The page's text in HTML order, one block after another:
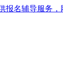
报名辅导服务，